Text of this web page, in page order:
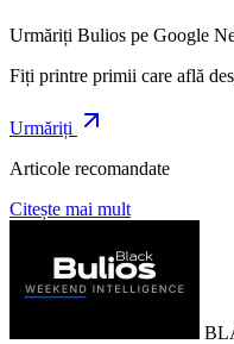
Urmăriți Bulios pe Google
Fiți printre primii care află
Urmăriți
Articole recomandate
Citește mai mult